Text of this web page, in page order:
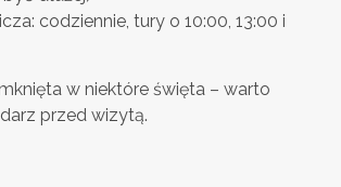
codziennie, tury o 10:00, 13:00 i
w niektóre święta – warto
przed wizytą.